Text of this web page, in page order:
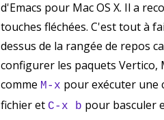
d'Emacs pour Mac OS X. Il a
touches fléchées. C'est tout à
dessus de la rangée de repos
configurer les paquets Vertico,
comme M-x pour exécuter une
fichier et C-x b pour basculer